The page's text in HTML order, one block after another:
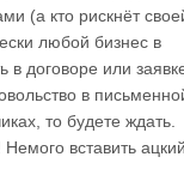
(а кто рискнёт
любой бизнес в
в договоре или
в
то будете ждать.
вставить